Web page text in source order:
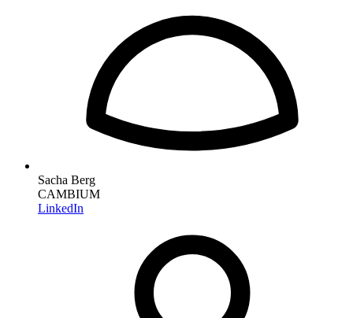
Sacha Berg
CAMBIUM
LinkedIn